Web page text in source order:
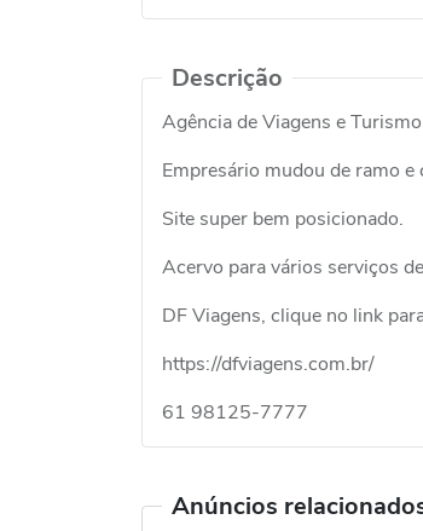
Descrição
Agência de Viagens e
Empresário mudou de ramo e
Site super bem posicionado.
Acervo para vários serviços
DF Viagens, clique no link
https://dfviagens.com.br/
61 98125-7777
Anúncios